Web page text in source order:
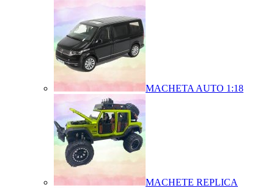
MACHETA AUTO 1:18
MACHETE REPLICA